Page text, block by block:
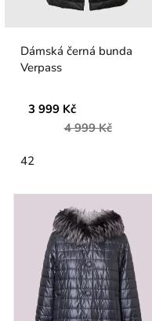
Dámská černá bunda
Verpass
3 999 Kč
4 999 Kč
42